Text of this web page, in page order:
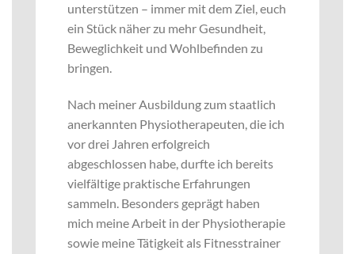
unterstützen – immer mit dem Ziel, euch
ein Stück näher zu mehr Gesundheit,
Beweglichkeit und Wohlbefinden zu
bringen.
Nach meiner Ausbildung zum staatlich
anerkannten Physiotherapeuten, die ich
vor drei Jahren erfolgreich
abgeschlossen habe, durfte ich bereits
vielfältige praktische Erfahrungen
sammeln. Besonders geprägt haben
mich meine Arbeit in der Physiotherapie
sowie meine Tätigkeit als Fitnesstrainer